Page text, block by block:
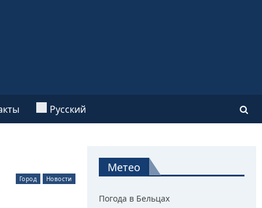
Русский
Город Новости
Метео
Погода в Бельцах